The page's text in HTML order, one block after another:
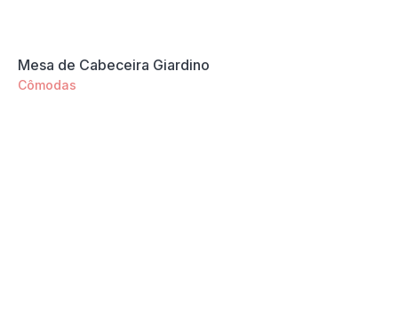
Mesa de Cabeceira Giardino
Cômodas